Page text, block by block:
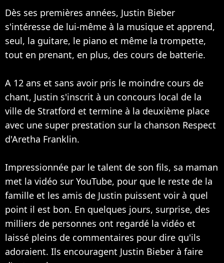
Dès ses premières années, Justin Bieber
s'intéresse de lui-même à la musique et apprend,
seul, la guitare, le piano et même la trompette,
tout en prenant, en plus, des cours de batterie.
A 12 ans et sans avoir pris le moindre cours de
chant, Justin s'inscrit à un concours local de la
ville de Stratford et termine à la deuxième place
avec une super prestation sur la chanson Respect
d'Aretha Franklin.
Impressionnée par le talent de son fils, sa maman
met la vidéo sur YouTube, pour que le reste de la
famille et les amis de Justin puissent voir à quel
point il est bon. En quelques jours, surprise, des
milliers de personnes ont regardé la vidéo et
laissé pleins de commentaires pour dire qu'ils
adoraient. Ils encouragent Justin Bieber à faire